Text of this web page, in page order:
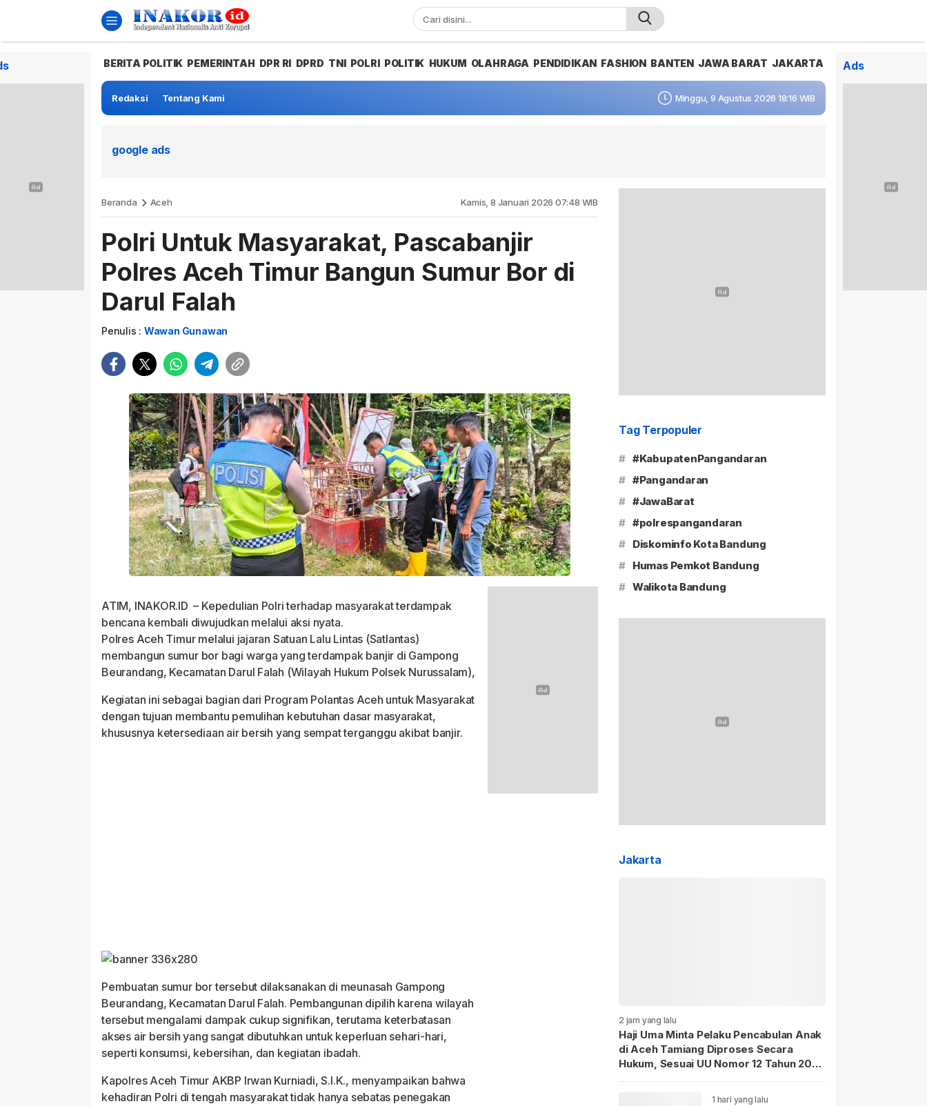
BERITA POLITIK PEMERINTAH DPR RI DPRD TNI POLRI POLITIK HUKUM OLAHRAGA PENDIDIKAN FASHION BANTEN JAWA BARAT JAKARTA
Redaksi Tentang Kami Minggu, 9 Agustus 2026 18:16 WIB
google ads
Beranda Aceh Kamis, 8 Januari 2026 07:48 WIB
Polri Untuk Masyarakat, Pascabanjir
Polres Aceh Timur Bangun Sumur Bor di
Darul Falah
Penulis : Wawan Gunawan
ATIM, INAKOR.ID – Kepedulian Polri terhadap masyarakat terdampak
bencana kembali diwujudkan melalui aksi nyata.
Polres Aceh Timur melalui jajaran Satuan Lalu Lintas (Satlantas)
membangun sumur bor bagi warga yang terdampak banjir di Gampong
Beurandang, Kecamatan Darul Falah (Wilayah Hukum Polsek Nurussalam),
Kegiatan ini sebagai bagian dari Program Polantas Aceh untuk Masyarakat
dengan tujuan membantu pemulihan kebutuhan dasar masyarakat,
khususnya ketersediaan air bersih yang sempat terganggu akibat banjir.
Pembuatan sumur bor tersebut dilaksanakan di meunasah Gampong
Beurandang, Kecamatan Darul Falah. Pembangunan dipilih karena wilayah
tersebut mengalami dampak cukup signifikan, terutama keterbatasan
akses air bersih yang sangat dibutuhkan untuk keperluan sehari-hari,
seperti konsumsi, kebersihan, dan kegiatan ibadah.
Kapolres Aceh Timur AKBP Irwan Kurniadi, S.I.K., menyampaikan bahwa
kehadiran Polri di tengah masyarakat tidak hanya sebatas penegakan
Tag Terpopuler
# #KabupatenPangandaran
# #Pangandaran
# #JawaBarat
# #polrespangandaran
# Diskominfo Kota Bandung
# Humas Pemkot Bandung
# Walikota Bandung
Jakarta
2 jam yang lalu
Haji Uma Minta Pelaku Pencabulan Anak
di Aceh Tamiang Diproses Secara
Hukum, Sesuai UU Nomor 12 Tahun 2022
1 hari yang lalu
Ads